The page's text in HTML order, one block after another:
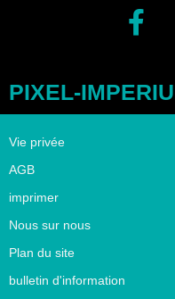
PIXEL-
Vie privée
AGB
imprimer
Nous sur nous
Plan du site
bulletin d'information